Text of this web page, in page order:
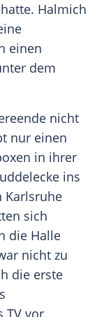
Halmich
einen
dem
nicht
nur einen
in ihrer
ins
Karlsruhe
sich
die Halle
nicht zu
die erste